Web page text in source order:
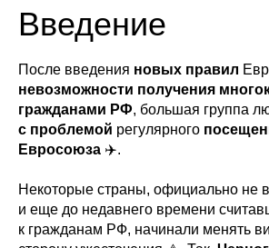
Введение
После введения новых правил
невозможности получения
гражданами РФ, большая группа
с проблемой регулярного
Евросоюза ✈️.
Некоторые страны, официально не
и еще до недавнего времени
к гражданам РФ, начинали менять